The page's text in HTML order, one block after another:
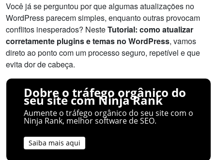
Você já se perguntou por que algumas atualizações no
WordPress parecem simples, enquanto outras provocam
conflitos inesperados? NesteTutorial: como atualizar
corretamente plugins e temas no WordPress, vamos
direto ao ponto com um processo seguro, repetível e que
evita dor de cabeça.
Dobre o tráfego orgânico do
seu site com Ninja Rank
Aumente o tráfego orgânico do seu site com o
Ninja Rank, melhor software de SEO.
Saiba mais aqui